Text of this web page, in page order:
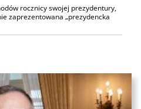
rocznicy swojej prezydentury,
zaprezentowana „prezydencka